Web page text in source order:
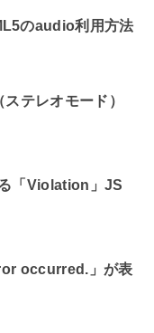
のaudio利用方法
テレオモード）
「Violation」JS
occurred.」が表